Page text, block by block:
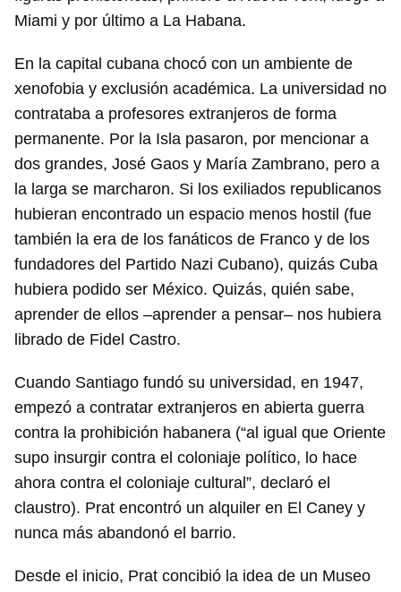
Miami y por último a La Habana.
En la capital cubana chocó con un ambiente de
xenofobia y exclusión académica. La universidad no
contrataba a profesores extranjeros de forma
permanente. Por la Isla pasaron, por mencionar a
dos grandes, José Gaos y María Zambrano, pero a
la larga se marcharon. Si los exiliados republicanos
hubieran encontrado un espacio menos hostil (fue
también la era de los fanáticos de Franco y de los
fundadores del Partido Nazi Cubano), quizás Cuba
hubiera podido ser México. Quizás, quién sabe,
aprender de ellos –aprender a pensar– nos hubiera
librado de Fidel Castro.
Cuando Santiago fundó su universidad, en 1947,
empezó a contratar extranjeros en abierta guerra
contra la prohibición habanera (“al igual que Oriente
supo insurgir contra el coloniaje político, lo hace
ahora contra el coloniaje cultural”, declaró el
claustro). Prat encontró un alquiler en El Caney y
nunca más abandonó el barrio.
Desde el inicio, Prat concibió la idea de un Museo